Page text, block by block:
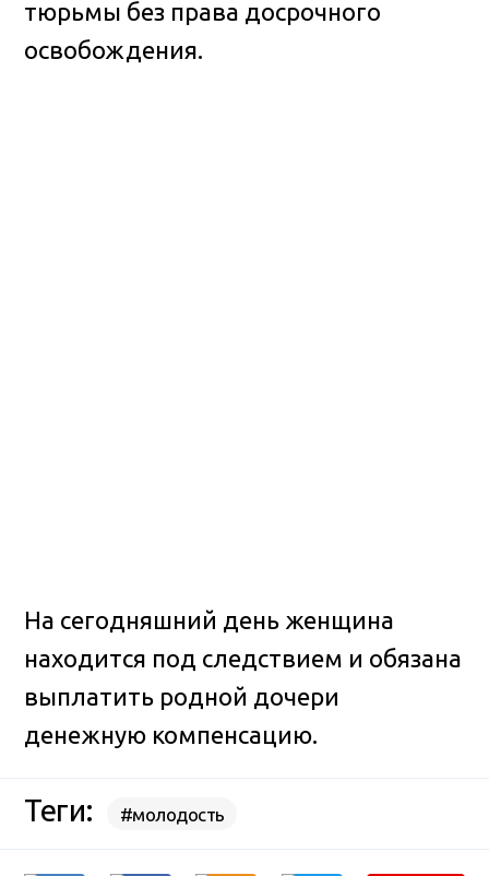
тюрьмы без права досрочного
освобождения.
На сегодняшний день женщина
находится под следствием и обязана
выплатить родной дочери
денежную компенсацию.
Теги: #молодость